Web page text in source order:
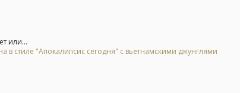
или...
стиле "Апокалипсис сегодня" с вьетнамскими джунглями